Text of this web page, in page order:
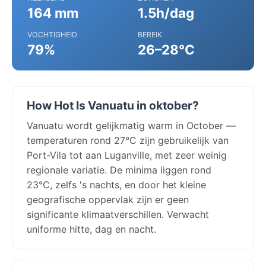
164 mm 1.5h/dag
VOCHTIGHEID
79%
BEREIK
26–28°C
How Hot Is Vanuatu in oktober?
Vanuatu wordt gelijkmatig warm in October —
temperaturen rond 27°C zijn gebruikelijk van
Port-Vila tot aan Luganville, met zeer weinig
regionale variatie. De minima liggen rond
23°C, zelfs 's nachts, en door het kleine
geografische oppervlak zijn er geen
significante klimaatverschillen. Verwacht
uniforme hitte, dag en nacht.